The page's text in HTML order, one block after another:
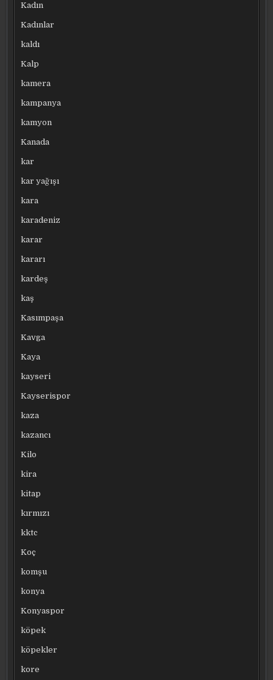
Kadın
Kadınlar
kaldı
Kalp
kamera
kampanya
kamyon
Kanada
kar
kar yağışı
kara
karadeniz
karar
kararı
kardeş
kaş
Kasımpaşa
Kavga
Kaya
kayseri
Kayserispor
kaza
kazancı
Kilo
kira
kitap
kırmızı
kktc
Koç
komşu
konya
Konyaspor
köpek
köpekler
kore